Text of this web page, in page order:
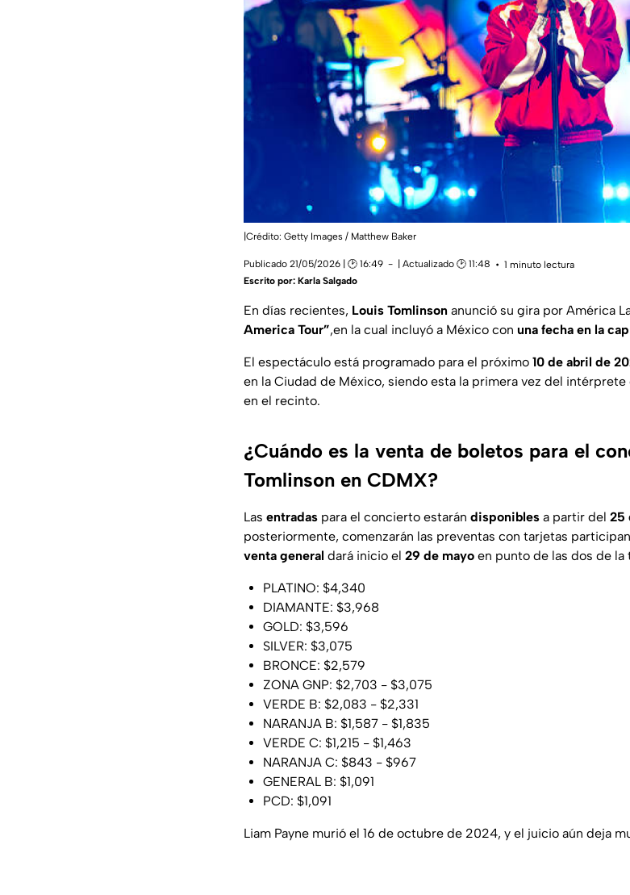
|Crédito: Getty Images / Matthew Baker
Publicado 21/05/2026 | 🕑 16:49 | Actualizado 🕑 11:48
1 minuto lectura
Escrito por: Karla Salgado
En días recientes, Louis Tomlinson anunció su gira por América
America Tour”,en la cual incluyó a México con una fecha en la
El espectáculo está programado para el próximo 10 de abril de
en la Ciudad de México, siendo esta la primera vez del intérprete
en el recinto.
¿Cuándo es la venta de boletos para el
Tomlinson en CDMX?
Las entradas para el concierto estarán disponibles a partir del 25
posteriormente, comenzarán las preventas con tarjetas
venta general dará inicio el 29 de mayo en punto de las dos de la
PLATINO: $4,340
DIAMANTE: $3,968
GOLD: $3,596
SILVER: $3,075
BRONCE: $2,579
ZONA GNP: $2,703 - $3,075
VERDE B: $2,083 - $2,331
NARANJA B: $1,587 - $1,835
VERDE C: $1,215 - $1,463
NARANJA C: $843 - $967
GENERAL B: $1,091
PCD: $1,091
Liam Payne murió el 16 de octubre de 2024, y el juicio aún deja